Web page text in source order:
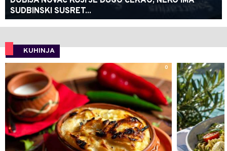
SUDBINSKI SUSRET...
KUHINJA
0